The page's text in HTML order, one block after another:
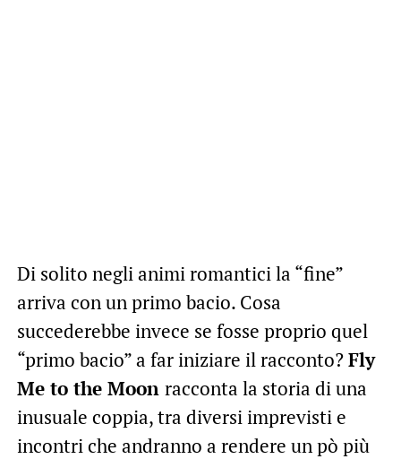
Di solito negli animi romantici la “fine”
arriva con un primo bacio. Cosa
succederebbe invece se fosse proprio quel
“primo bacio” a far iniziare il racconto?Fly
Me to the Moon racconta la storia di una
inusuale coppia, tra diversi imprevisti e
incontri che andranno a rendere un pò più